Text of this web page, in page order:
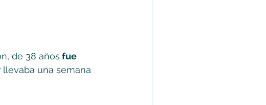
de 38 años fue
llevaba una semana